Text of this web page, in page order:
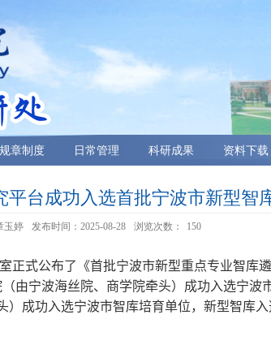
规章制度 日常管理 科研成果 资料下载
平台成功入选首批宁波市新型智
玉婷 发布时间：2025-08-28 浏览次数： 150
正式公布了《首批宁波市新型重点专业智库
由宁波海丝院、商学院牵头）成功入选宁波
成功入选宁波市智库培育单位，新型智库